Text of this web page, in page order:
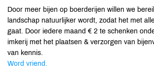
Door meer bijen op boerderijen willen we
landschap natuurlijker wordt, zodat het met
gaat. Door iedere maand € 2 te schenken
imkerij met het plaatsen & verzorgen van
van kennis.
Word vriend.